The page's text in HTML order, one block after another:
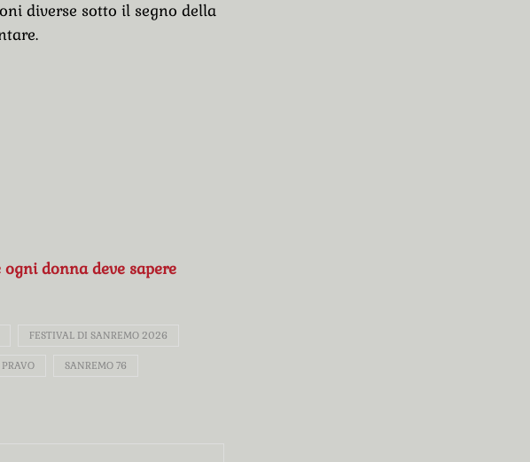
diverse sotto il segno della
donna deve sapere
FESTIVAL DI SANREMO 2026
SANREMO 76